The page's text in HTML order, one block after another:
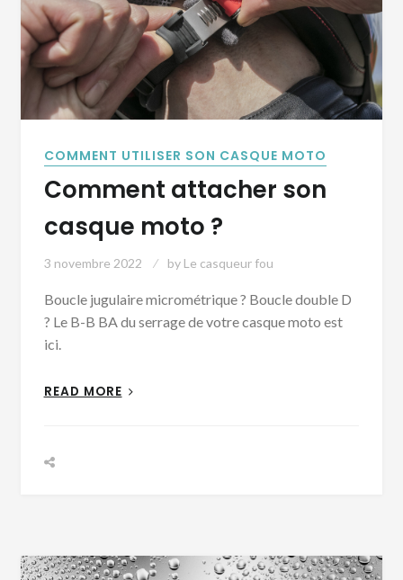
COMMENT UTILISER SON CASQUE MOTO
Comment attacher son
casque moto ?
3 novembre 2022 by Le casqueur fou
Boucle jugulaire micrométrique ? Boucle double D
? Le B-B BA du serrage de votre casque moto est
ici.
READ MORE